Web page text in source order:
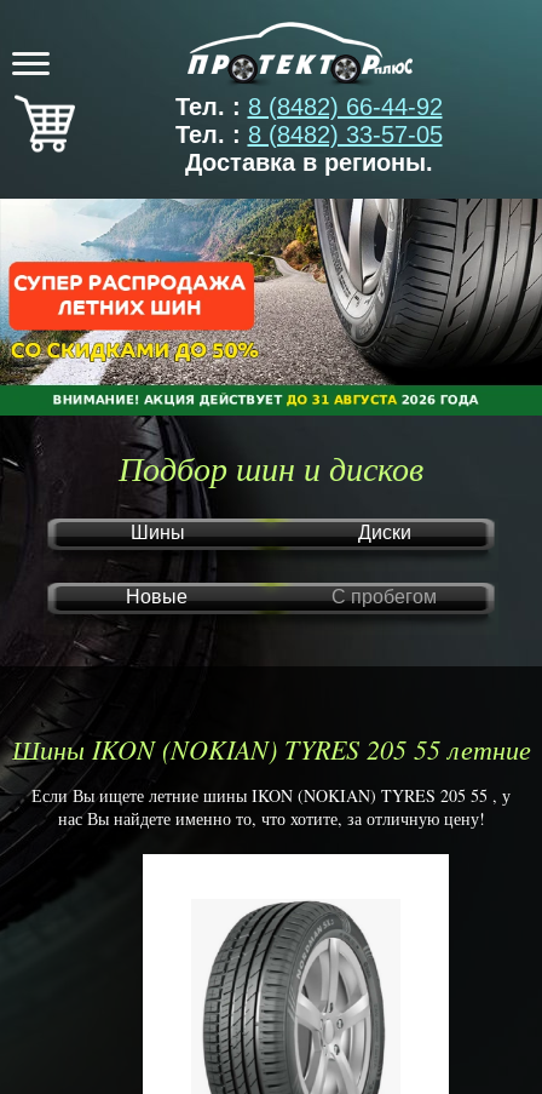
Тел. : 8 (8482) 66-44-92
Тел. : 8 (8482) 33-57-05
Доставка в регионы.
Подбор шин и дисков
Шины Диски
Новые С пробегом
Шины IKON (NOKIAN) TYRES 205 55 летние
Если Вы ищете летние шины IKON (NOKIAN) TYRES 205 55 , у
нас Вы найдете именно то, что хотите, за отличную цену!